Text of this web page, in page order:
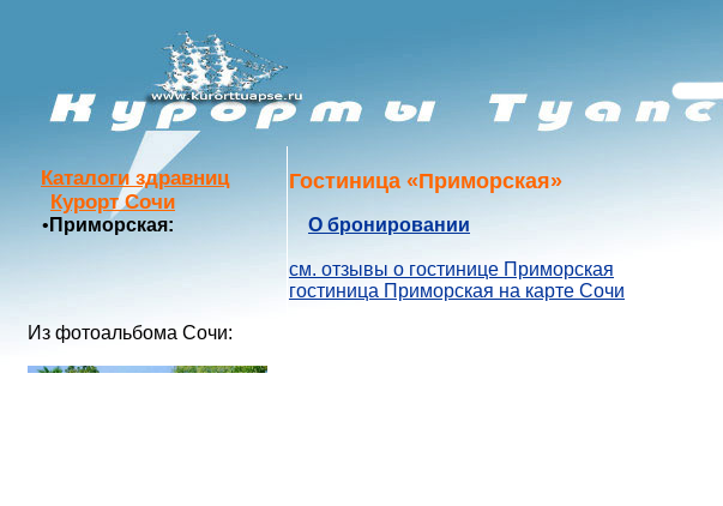
Каталоги здравниц
Курорт Сочи
• Приморская:
Из фотоальбома Сочи:
Гостиница «Приморская»
О бронировании
см. отзывы о гостинице Приморская
гостиница Приморская на карте Сочи